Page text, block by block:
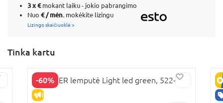
3 x€mokant laiku - jokio pabrangimo
Nuo € / mėn. mokėkite lizingu
Lizingo skaičiuoklė >
Tinka kartu
-60%
IŠPARDAVIMAS
GLOBBER lemputė Light led green, 522-106